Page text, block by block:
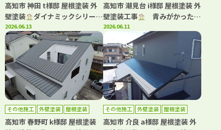
高知市 神田 t様邸 屋根塗装 外
壁塗装
ダイナミックシリーズ
で屋根・外壁塗装しました(^^)
2026.06.13
高知市 潮見台 i様邸 屋根塗装 外
壁塗装工事
青みがかったグ
レーが映える、上品な外観へリ
フレッシュ！
2026.06.11
その他施工 外壁塗装 屋根塗装
高知市 春野町 k様邸 屋根塗装
その他施工 外壁塗装 屋根塗装
高知市 介良 a様邸 屋根塗装 外